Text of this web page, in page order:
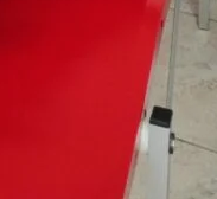
ИНФОРМАЦИИ
МЕНАЏМЕНТ